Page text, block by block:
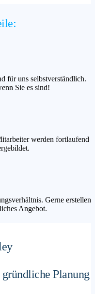
für uns selbstverständlich.
Sie es sind!
werden fortlaufend
Gerne erstellen
Angebot.
Planung